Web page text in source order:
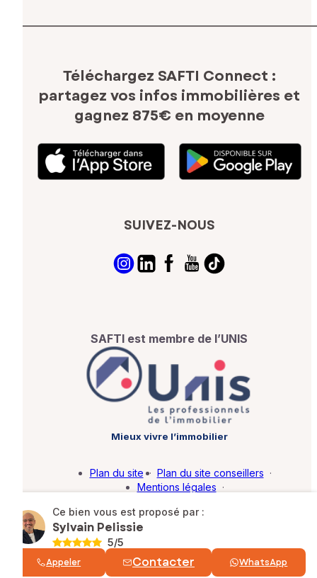
Ce bien vous est proposé par :
Sylvain Pelissie
5/5
Appeler Contacter WhatsApp
Téléchargez SAFTI Connect :
partagez vos infos immobilières et
gagnez 875€ en moyenne
SUIVEZ-NOUS
SAFTI est membre de l’UNIS
Mieux vivre l’immobilier
© SAFTI 2026. Tous droits réservés.
Plan du site · Plan du site conseillers ·
Mentions légales ·
Barème d'honoraires · Paramétrer mes cookies